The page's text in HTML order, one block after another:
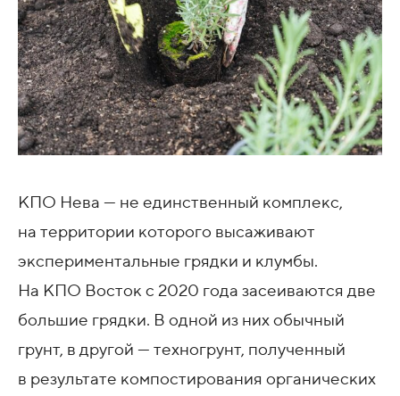
КПО Нева — не единственный комплекс,
на территории которого высаживают
экспериментальные грядки и клумбы.
На КПО Восток с 2020 года засеиваются две
большие грядки. В одной из них обычный
грунт, в другой — техногрунт, полученный
в результате компостирования органических